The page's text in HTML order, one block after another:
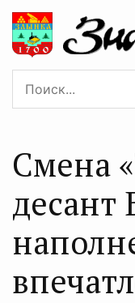
Смена